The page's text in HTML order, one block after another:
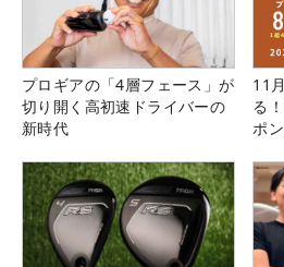
プロギアの「4層フェース」が
切り開く高初速ドライバーの
新時代
11
る
ポ